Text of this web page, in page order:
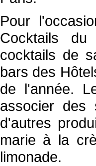
Pour
Cocktails
cocktails de
bars des
de l'année.
associer des
d'autres
marie à la
limonade.